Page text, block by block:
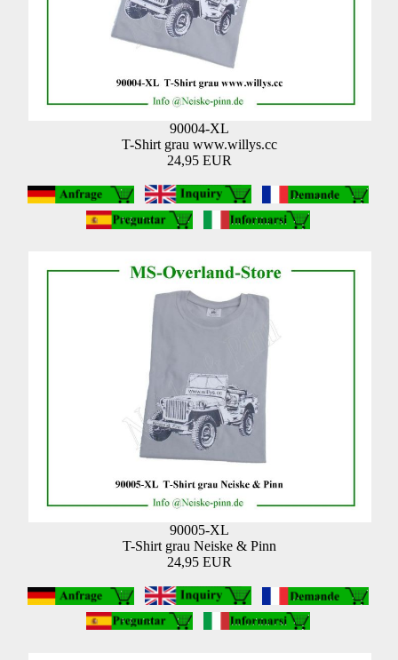
90004-XL
T-Shirt grau www.willys.cc
24,95 EUR
90005-XL
T-Shirt grau Neiske & Pinn
24,95 EUR